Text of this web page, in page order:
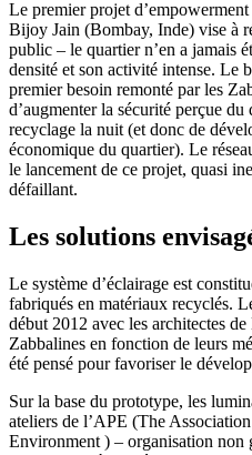
Le premier projet
Bijoy Jain (Bombay, Inde) vise à
public – le quartier n’en a jamais
densité et son activité intense. Le
premier besoin remonté par les
d’augmenter la sécurité perçue
recyclage la nuit (et donc de
économique du quartier). Le
le lancement de ce projet, quasi
défaillant.
Les solutions
Le système d’éclairage est
fabriqués en matériaux recyclés.
début 2012 avec les architectes
Zabbalines en fonction de leurs
été pensé pour favoriser le
Sur la base du prototype, les
ateliers de l’APE (The
Environment ) – organisation non